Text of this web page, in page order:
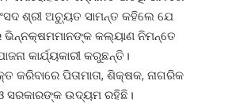
ଶ୍ରୀ ଅଚ୍ୟୁତ ସାମନ୍ତ କହିଲେ ଯେ
କଲ୍ୟାଣ ନିମନ୍ତେ
କାର୍ଯ୍ୟକାରୀ କରୁଛନ୍ତି।
କରିବାରେ ପିତାମାତା, ଶିକ୍ଷକ, ନାଗରିକ
ସରକାରଙ୍କ ଉଦ୍ୟମ ରହିଛି।